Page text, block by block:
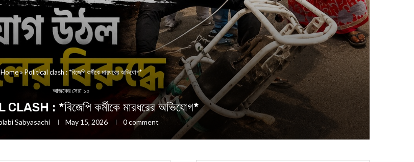
Home» Political clash : *বিজেপি কর্মীকে মারধরের অভিযোগ*
আজকের সেরা ১০
: *বিজেপি কর্মীকে মারধরের অভিযোগ*
Sabyasachi May 15, 2026 0 comment